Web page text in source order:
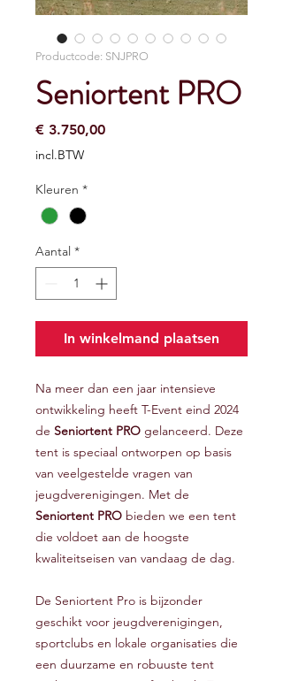
Productcode: SNJPRO
Seniortent PRO
€ 3.750,00Prijs
incl.BTW
Kleuren *
Aantal *
In winkelmand plaatsen
Na meer dan een jaar intensieve
ontwikkeling heeft T-Event eind 2024
de Seniortent PRO gelanceerd. Deze
tent is speciaal ontworpen op basis
van veelgestelde vragen van
jeugdverenigingen. Met de
Seniortent PRO bieden we een tent
die voldoet aan de hoogste
kwaliteitseisen van vandaag de dag.
De Seniortent Pro is bijzonder
geschikt voor jeugdverenigingen,
sportclubs en lokale organisaties die
een duurzame en robuuste tent